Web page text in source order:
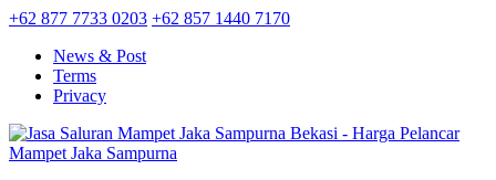
+62 877 7733 0203 +62 857 1440 7170
News & Post
Terms
Privacy